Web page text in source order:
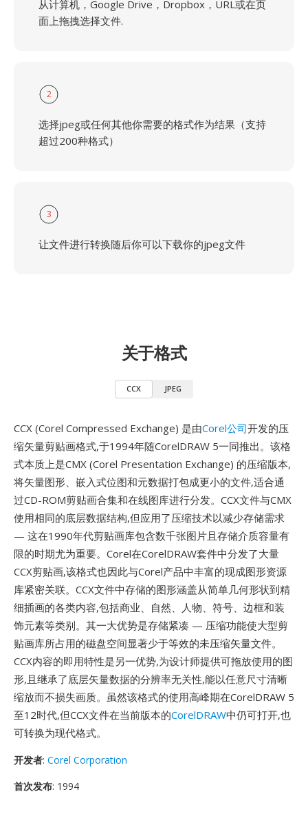
从计算机，Google Drive，Dropbox，URL或在页
面上拖拽选择文件.
2
选择jpeg或任何其他你需要的格式作为结果（支持
超过200种格式）
3
让文件进行转换随后你可以下载你的jpeg文件
关于格式
CCX JPEG
CCX (Corel Compressed Exchange) 是由Corel公司开发的压
缩矢量剪贴画格式,于1994年随CorelDRAW 5一同推出。该格
式本质上是CMX (Corel Presentation Exchange) 的压缩版本,
将矢量图形、嵌入式位图和元数据打包成更小的文件,适合通
过CD-ROM剪贴画合集和在线图库进行分发。CCX文件与CMX
使用相同的底层数据结构,但应用了压缩技术以减少存储需求
— 这在1990年代剪贴画库包含数千张图片且存储介质容量有
限的时期尤为重要。Corel在CorelDRAW套件中分发了大量
CCX剪贴画,该格式也因此与Corel产品中丰富的现成图形资源
库紧密关联。CCX文件中存储的图形涵盖从简单几何形状到精
细插画的各类内容,包括商业、自然、人物、符号、边框和装
饰元素等类别。其一大优势是存储紧凑 — 压缩功能使大型剪
贴画库所占用的磁盘空间显著少于等效的未压缩矢量文件。
CCX内容的即用特性是另一优势,为设计师提供可拖放使用的图
形,且继承了底层矢量数据的分辨率无关性,能以任意尺寸清晰
缩放而不损失画质。虽然该格式的使用高峰期在CorelDRAW 5
至12时代,但CCX文件在当前版本的CorelDRAW中仍可打开,也
可转换为现代格式。
开发者: Corel Corporation
首次发布: 1994